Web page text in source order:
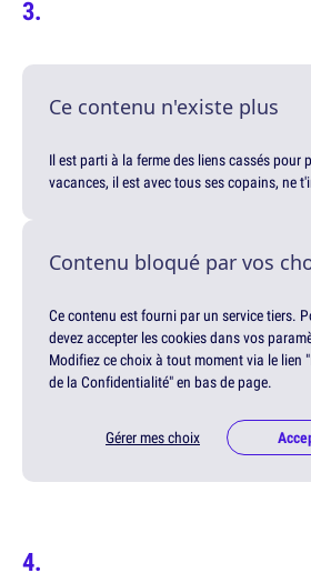
Ce contenu n'existe plus
Il est parti à la ferme des liens cassés pour
vacances, il est avec tous ses copains, ne
Contenu bloqué par vos
Ce contenu est fourni par un service tiers.
devez accepter les cookies dans vos
Modifiez ce choix à tout moment via le lien
de la Confidentialité" en bas de page.
Gérer mes choix